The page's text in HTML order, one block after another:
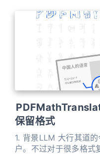
sudo nano /etc/
保留格式
1. 背景LLM 大行其道
户。不过对于很多格式